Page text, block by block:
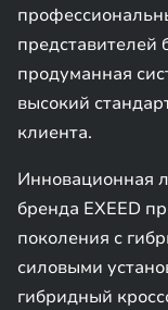
продуманная
высокий
клиента.
Инновационная
бренда EXEED
поколения с
силовыми
гибридный